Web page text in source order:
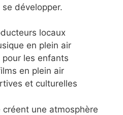
développer.
locaux
en plein air
les enfants
en plein air
et culturelles
une atmosphère